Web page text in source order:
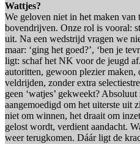
Wattjes?
We geloven niet in het maken
bovendrijven. Onze rol is vooral:
uit. Na een wedstrijd vragen we
maar: ‘ging het goed?’, ‘ben je
ligt: schaf het NK voor de jeugd
autoritten, gewoon plezier
veldrijden, zonder extra
geen ‘watjes’ gekweekt?
aangemoedigd om het uiterste uit
niet om winnen, het draait om
gelost wordt, verdient aandacht.
weer terugkomen. Dáár ligt de